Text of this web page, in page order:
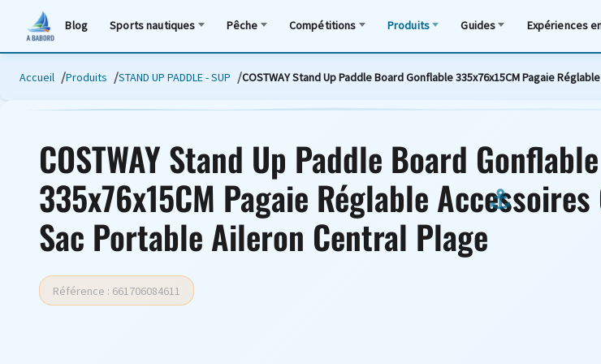
Blog Sports nautiques Pêche Compétitions Produits Guides Expériences
Accueil Produits STAND UP PADDLE - SUP COSTWAY Stand Up Paddle Board Gonflable 335x76x15CM Pagaie
COSTWAY Stand Up Paddle Board Gonflable
335x76x15CM Pagaie Réglable
Sac Portable Aileron Central Plage
Référence : 661706084611